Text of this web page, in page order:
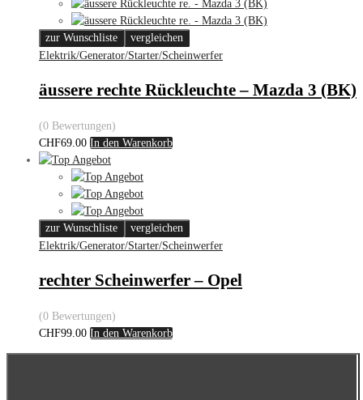
zur Wunschliste
vergleichen
Elektrik/Generator/Starter/Scheinwerfer
äussere rechte Rückleuchte – Mazda 3 (BK)
(0 Bewertungen)
CHF69.00 In den Warenkorb
zur Wunschliste
vergleichen
Elektrik/Generator/Starter/Scheinwerfer
rechter Scheinwerfer – Opel
(0 Bewertungen)
CHF99.00 In den Warenkorb